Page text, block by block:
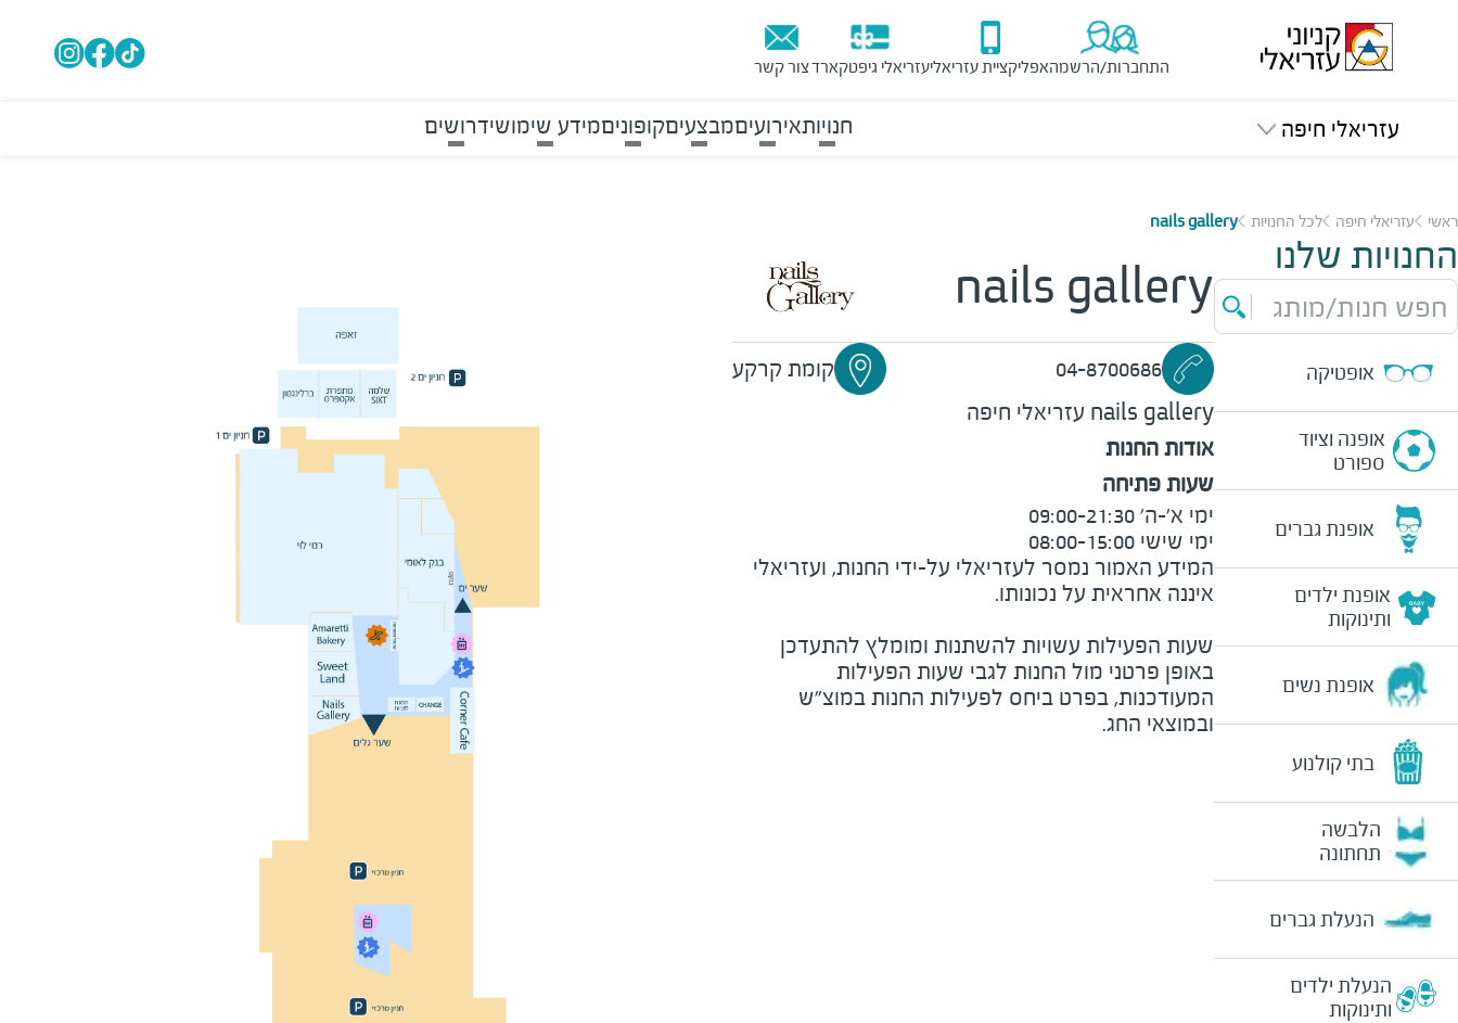
התחברות/הרשמהאפליקציית עזריאליעזריאלי גיפטקארדצור קשר
עזריאלי חיפה חנויותאירועיםמבצעיםקופוניםמידע שימושידרושים
ראשי עזריאלי חיפה לכל החנויות nails gallery
החנויות שלנו
חפש חנות/מותג
אופטיקה
אופנה וציוד
ספורט
אופנת גברים
אופנת ילדים
ותינוקות
אופנת נשים
בתי קולנוע
הלבשה
תחתונה
הנעלת גברים
הנעלת ילדים
ותינוקות
nails gallery
04-8700686
קומת קרקע
nails gallery עזריאלי חיפה
אודות החנות
שעות פתיחה
ימי שישי 08:00-15:00
המידע האמור נמסר לעזריאלי על-ידי החנות, ועזריאלי
שעות הפעילות עשויות להשתנות ומומלץ להתעדכן
באופן פרטני מול החנות לגבי שעות הפעילות
המעודכנות, בפרט ביחס לפעילות החנות במוצ"ש
ובמוצאי החג.